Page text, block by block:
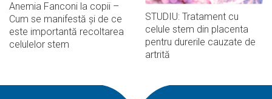
Anemia Fanconi la copii –
Cum se manifestă și de ce
este importantă recoltarea
celulelor stem
STUDIU: Tratament cu
celule stem din placenta
pentru durerile cauzate de
artrită